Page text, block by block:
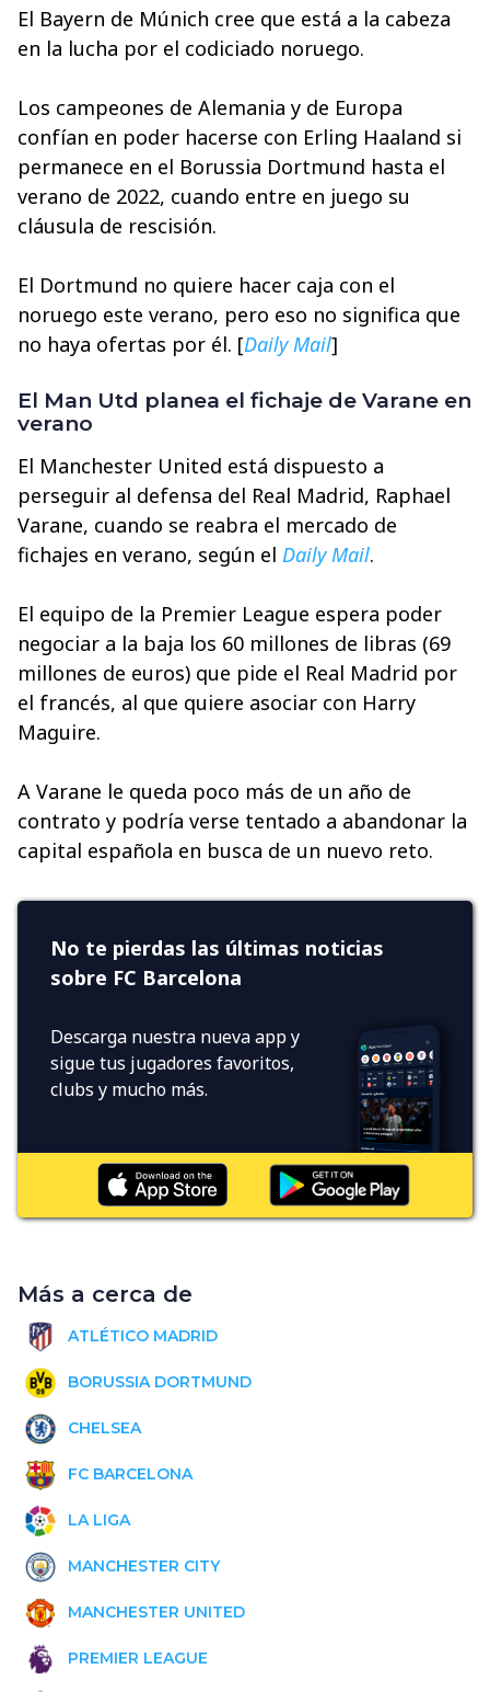
El Bayern de Múnich cree que está a la cabeza
en la lucha por el codiciado noruego.
Los campeones de Alemania y de Europa
confían en poder hacerse con Erling Haaland si
permanece en el Borussia Dortmund hasta el
verano de 2022, cuando entre en juego su
cláusula de rescisión.
El Dortmund no quiere hacer caja con el
noruego este verano, pero eso no significa que
no haya ofertas por él. [Daily Mail]
El Man Utd planea el fichaje de Varane en
verano
El Manchester United está dispuesto a
perseguir al defensa del Real Madrid, Raphael
Varane, cuando se reabra el mercado de
fichajes en verano, según el Daily Mail.
El equipo de la Premier League espera poder
negociar a la baja los 60 millones de libras (69
millones de euros) que pide el Real Madrid por
el francés, al que quiere asociar con Harry
Maguire.
A Varane le queda poco más de un año de
contrato y podría verse tentado a abandonar la
capital española en busca de un nuevo reto.
No te pierdas las últimas noticias
sobre FC Barcelona
Descarga nuestra nueva app y
sigue tus jugadores favoritos,
clubs y mucho más.
Más a cerca de
ATLÉTICO MADRID
BORUSSIA DORTMUND
CHELSEA
FC BARCELONA
LA LIGA
MANCHESTER CITY
MANCHESTER UNITED
PREMIER LEAGUE